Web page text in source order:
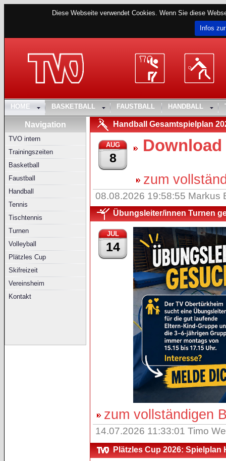
Diese Webseite verwendet Cookies. Wenn Sie diese
Infos
HOME BASKETBALL FAUSTBALL HANDBALL
Navigation
TVO intern
Trainingszeiten
Basketball
Faustball
Handball
Tennis
Tischtennis
Turnen
Volleyball
Plätzles Cup
Skifreizeit
Vereinsheim
Kontakt
Handball Gesamtspielplan
AUG
8
zum
08.08.2026 19:58:55 Markus
Übungsleiter/innen Turnen
JUL
14
zum vollständigen
14.07.2026 11:33:01 Timo
Plätzles Cup 2026: